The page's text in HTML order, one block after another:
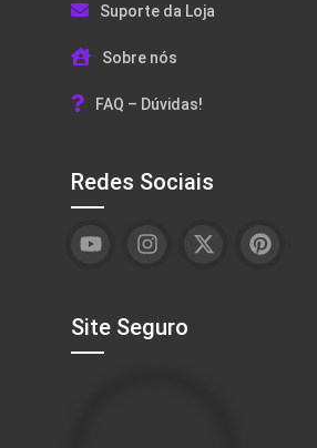
Suporte da Loja
Sobre nós
FAQ – Dúvidas!
Redes Sociais
Site Seguro